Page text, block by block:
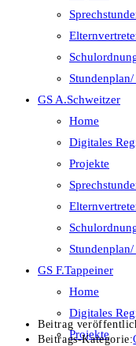
GS A.Schweitzer
Home
Digitales
Projekte
GS F.Tappeiner
Home
Digitales
Projekte
Beitrag
Beitrags-Kategorie: